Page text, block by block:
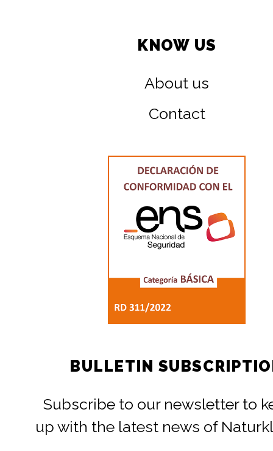
KNOW US
About us
Contact
BULLETIN
Subscribe to our newsletter to
up with the latest news of